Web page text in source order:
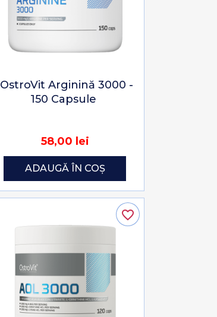
OstroVit Arginină 3000 -
150 Capsule
58,00 lei
ADAUGĂ ÎN COȘ
favorite_border